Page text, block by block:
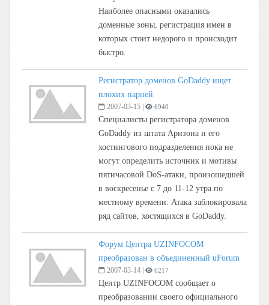
Наиболее опасными оказались
доменные зоны, регистрация имен в
которых стоит недорого и происходит
быстро.
Регистратор доменов GoDaddy ищет
плохих парней
2007-03-15 6940
Специалисты регистратора доменов
GoDaddy из штата Аризона и его
хостингового подразделения пока не
могут определить источник и мотивы
пятичасовой DoS-атаки, произошедшей
в воскресенье с 7 до 11-12 утра по
местному времени. Атака заблокировала
ряд сайтов, хостящихся в GoDaddy.
Форум Центра UZINFOCOM
преобразован в объединенный uForum
2007-03-14 6217
Центр UZINFOCOM сообщает о
преобразовании своего официального